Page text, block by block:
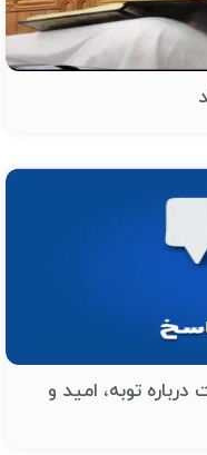
توبه، امید و